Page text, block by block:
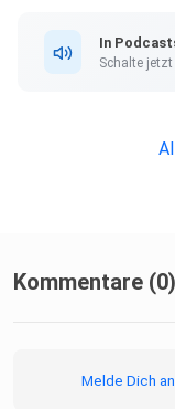
In
Schalte
Kommentare (0)
Melde Dich